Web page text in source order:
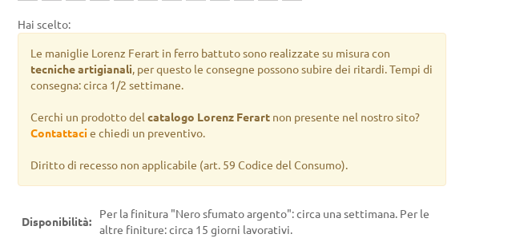
Hai scelto:
Le maniglie Lorenz Ferart in ferro battuto sono realizzate su misura con
tecniche artigianali, per questo le consegne possono subire dei ritardi. Tempi di
consegna: circa 1/2 settimane.
Cerchi un prodotto del catalogo Lorenz Ferart non presente nel nostro sito?
Contattacie chiedi un preventivo.
Diritto di recesso non applicabile (art. 59 Codice del Consumo).
Disponibilità:
Per la finitura "Nero sfumato argento": circa una settimana. Per le
altre finiture: circa 15 giorni lavorativi.